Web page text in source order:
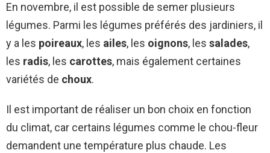
En novembre, il est possible de semer plusieurs
légumes. Parmi les légumes préférés des jardiniers, il
y a les poireaux, les ailes, les oignons, les salades,
les radis, les carottes, mais également certaines
variétés de choux.
Il est important de réaliser un bon choix en fonction
du climat, car certains légumes comme le chou-fleur
demandent une température plus chaude. Les